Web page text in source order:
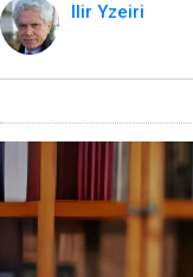
Ilir Yzeiri